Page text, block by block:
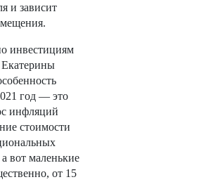
и зависит
инвестициям
Екатерины
год — это
инфляций
стоимости
вот маленькие
от 15